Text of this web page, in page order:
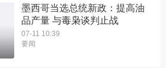
墨西哥当选总统新政：提高油
品产量 与毒枭谈判止战
07-11 10:39
要闻